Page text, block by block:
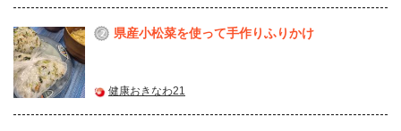
2 県産⼩松菜を使って⼿作りふりかけ
健康おきなわ21